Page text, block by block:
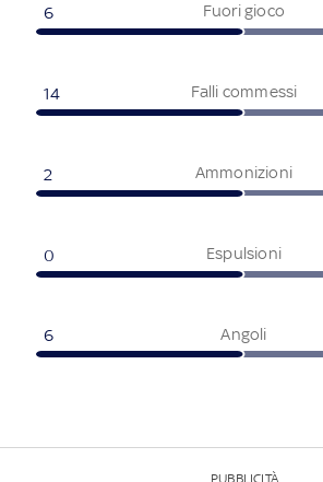
Fuori gioco
6
Falli commessi
14
Ammonizioni
2
Espulsioni
0
Angoli
6
PUBBLICITÀ